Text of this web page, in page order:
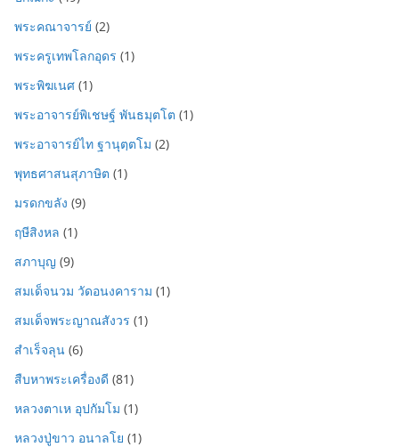
พระคณาจารย์ (2)
พระครูเทพโลกอุดร (1)
พระพิฆเนศ (1)
พระอาจารย์พิเชษฐ์ พันธมุตโต (1)
พระอาจารย์ไท ฐานุตฺตโม (2)
พุทธศาสนสุภาษิต (1)
มรดกขลัง (9)
ฤษีสิงหล (1)
สภาบุญ (9)
สมเด็จนวม วัดอนงคาราม (1)
สมเด็จพระญาณสังวร (1)
สำเร็จลุน (6)
สืบหาพระเครื่องดี (81)
หลวงตาเห อุปกัมโม (1)
หลวงปู่ขาว อนาลโย (1)